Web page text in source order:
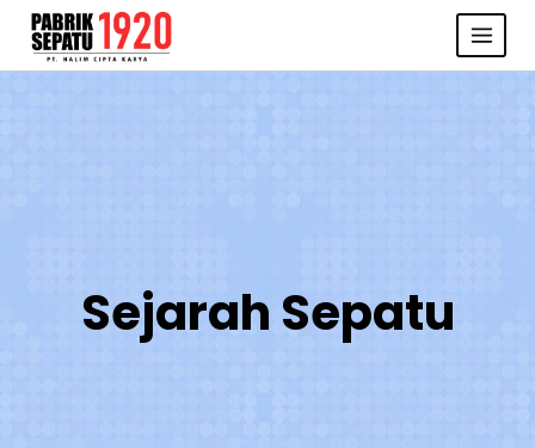
Skip
Sejarah Sepatu